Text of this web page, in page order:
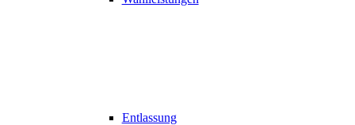
Entlassung